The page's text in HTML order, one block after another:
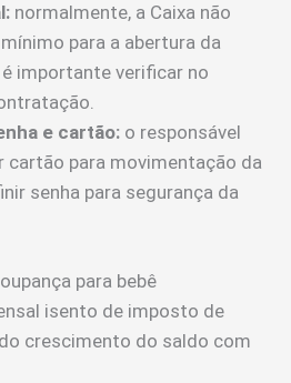
normalmente, a Caixa não
para a abertura da
é importante verificar no
e cartão: o responsável
cartão para movimentação da
senha para segurança da
para bebê
isento de imposto de
crescimento do saldo com